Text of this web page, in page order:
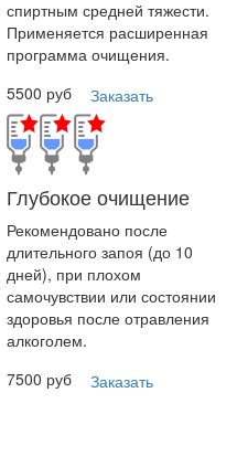
спиртным средней тяжести.
Применяется расширенная
программа очищения.
5500 руб
Заказать
Глубокое очищение
Рекомендовано после
длительного запоя (до 10
дней), при плохом
самочувствии или состоянии
здоровья после отравления
алкоголем.
7500 руб
Заказать